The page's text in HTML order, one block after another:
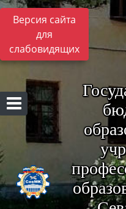
Версия сайта
для
слабовидящих